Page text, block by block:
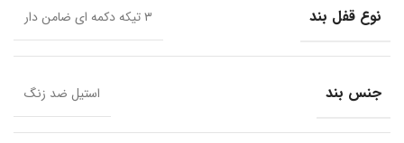
نوع قفل بند ۳ تیکه دکمه ای ضامن دار
جنس بند استیل ضد زنگ